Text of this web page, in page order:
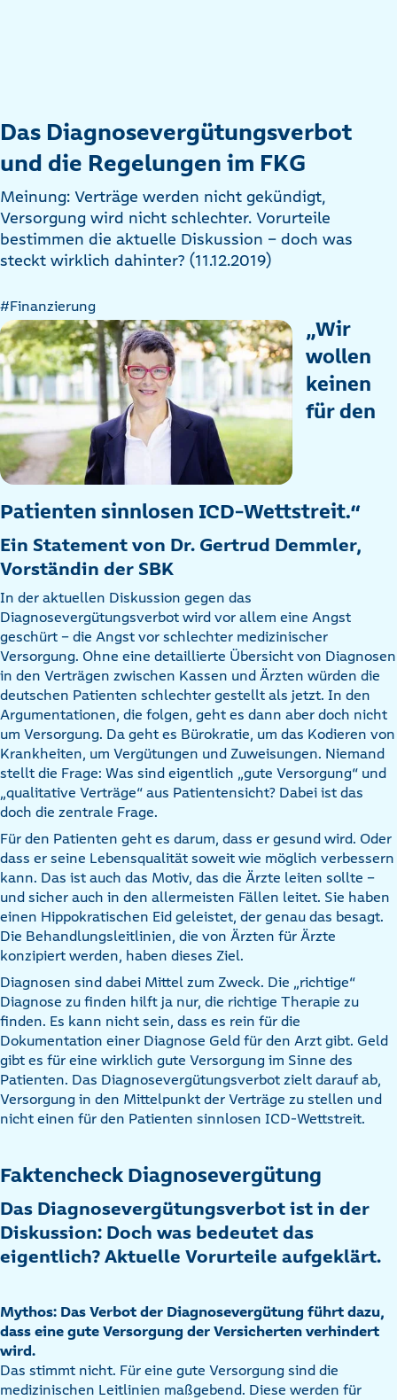
Das Diagnosevergütungsverbot
und die Regelungen im FKG
Meinung: Verträge werden nicht gekündigt,
Versorgung wird nicht schlechter. Vorurteile
bestimmen die aktuelle Diskussion - doch was
steckt wirklich dahinter? (11.12.2019)
#Finanzierung
„Wir
wollen
keinen
für den
Patienten sinnlosen ICD-Wettstreit.“
Ein Statement von Dr. Gertrud Demmler,
Vorständin der SBK
In der aktuellen Diskussion gegen das
Diagnosevergütungsverbot wird vor allem eine Angst
geschürt - die Angst vor schlechter medizinischer
Versorgung. Ohne eine detaillierte Übersicht von Diagnosen
in den Verträgen zwischen Kassen und Ärzten würden die
deutschen Patienten schlechter gestellt als jetzt. In den
Argumentationen, die folgen, geht es dann aber doch nicht
um Versorgung. Da geht es Bürokratie, um das Kodieren von
Krankheiten, um Vergütungen und Zuweisungen. Niemand
stellt die Frage: Was sind eigentlich „gute Versorgung“ und
„qualitative Verträge“ aus Patientensicht? Dabei ist das
doch die zentrale Frage.
Für den Patienten geht es darum, dass er gesund wird. Oder
dass er seine Lebensqualität soweit wie möglich verbessern
kann. Das ist auch das Motiv, das die Ärzte leiten sollte –
und sicher auch in den allermeisten Fällen leitet. Sie haben
einen Hippokratischen Eid geleistet, der genau das besagt.
Die Behandlungsleitlinien, die von Ärzten für Ärzte
konzipiert werden, haben dieses Ziel.
Diagnosen sind dabei Mittel zum Zweck. Die „richtige“
Diagnose zu finden hilft ja nur, die richtige Therapie zu
finden. Es kann nicht sein, dass es rein für die
Dokumentation einer Diagnose Geld für den Arzt gibt. Geld
gibt es für eine wirklich gute Versorgung im Sinne des
Patienten. Das Diagnosevergütungsverbot zielt darauf ab,
Versorgung in den Mittelpunkt der Verträge zu stellen und
nicht einen für den Patienten sinnlosen ICD-Wettstreit.
Faktencheck Diagnosevergütung
Das Diagnosevergütungsverbot ist in der
Diskussion: Doch was bedeutet das
eigentlich? Aktuelle Vorurteile aufgeklärt.
Mythos: Das Verbot der Diagnosevergütung führt dazu,
dass eine gute Versorgung der Versicherten verhindert
wird.
Das stimmt nicht. Für eine gute Versorgung sind die
medizinischen Leitlinien maßgebend. Diese werden für